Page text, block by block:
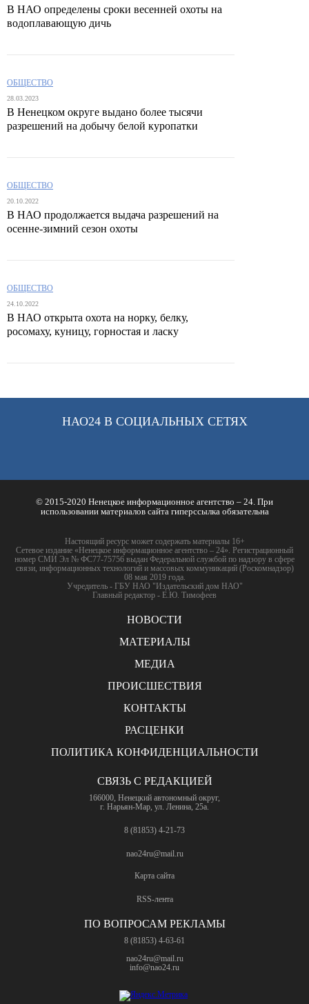
В НАО определены сроки весенней охоты на
водоплавающую дичь
ОБЩЕСТВО
28.03.2023
В Ненецком округе выдано более тысячи
разрешений на добычу белой куропатки
ОБЩЕСТВО
20.10.2022
В НАО продолжается выдача разрешений на
осенне-зимний сезон охоты
ОБЩЕСТВО
24.10.2022
В НАО открыта охота на норку, белку,
росомаху, куницу, горностая и ласку
НАО24 В СОЦИАЛЬНЫХ СЕТЯХ
© 2015-2020 Ненецкое информационное агентство – 24. При
использовании материалов сайта гиперссылка обязательна
Настоящий ресурс может содержать материалы 16+
Сетевое издание «Ненецкое информационное агентство – 24». Регистрационный
номер СМИ Эл № ФС77-75756 выдан Федеральной службой по надзору в сфере
связи, информационных технологий и массовых коммуникаций (Роскомнадзор)
08 мая 2019 года.
Учредитель - ГБУ НАО "Издательский дом НАО"
Главный редактор - Е.Ю. Тимофеев
НОВОСТИ
МАТЕРИАЛЫ
МЕДИА
ПРОИСШЕСТВИЯ
КОНТАКТЫ
РАСЦЕНКИ
ПОЛИТИКА КОНФИДЕНЦИАЛЬНОСТИ
СВЯЗЬ С РЕДАКЦИЕЙ
166000, Ненецкий автономный округ,
г. Нарьян-Мар, ул. Ленина, 25а.
8 (81853) 4-21-73
nao24ru@mail.ru
Карта сайта
RSS-лента
ПО ВОПРОСАМ РЕКЛАМЫ
8 (81853) 4-63-61
nao24ru@mail.ru
info@nao24.ru